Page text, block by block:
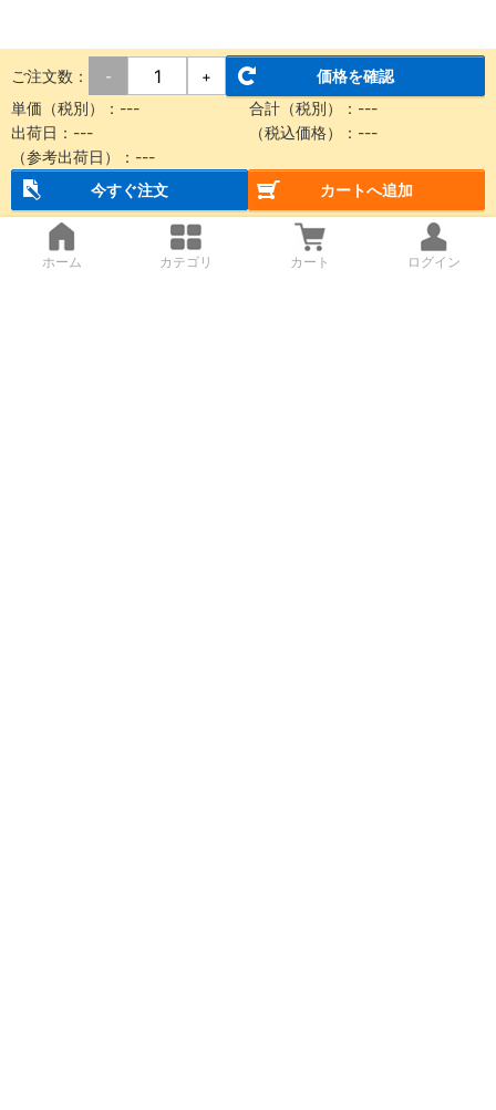
ご注文数： - +
価格を確認
単価（税別）： --- 合計（税別）： ---
出荷日： --- （税込価格）： ---
（参考出荷日）： ---
今すぐ注文
カートへ追加
ホーム カテゴリ カート ログイン